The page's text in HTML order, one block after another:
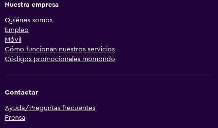
Nuestra empresa
Quiénes somos
Empleo
Móvil
Cómo funcionan nuestros servicios
Códigos promocionales momondo
Contactar
Ayuda/Preguntas frecuentes
Prensa